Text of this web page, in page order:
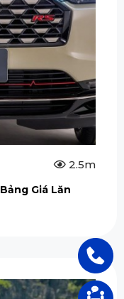
2.5m
Giá Lăn